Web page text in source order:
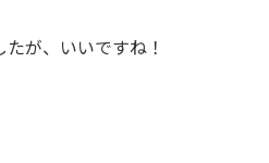
が、いいですね！